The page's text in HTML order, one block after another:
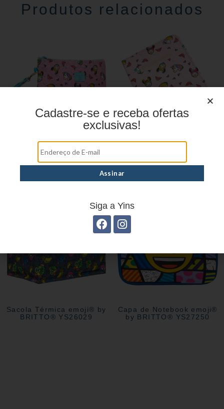
Produtos relacionados
Necessaire emoji® by
BRITTO® YS27247
YS27227
Sacola Térmica emoji® by
BRITTO® YS26029
Capa de Notebook emoji®
by BRITTO® YS27250
Cadastre-se e receba ofertas
exclusivas!
Siga a Yins